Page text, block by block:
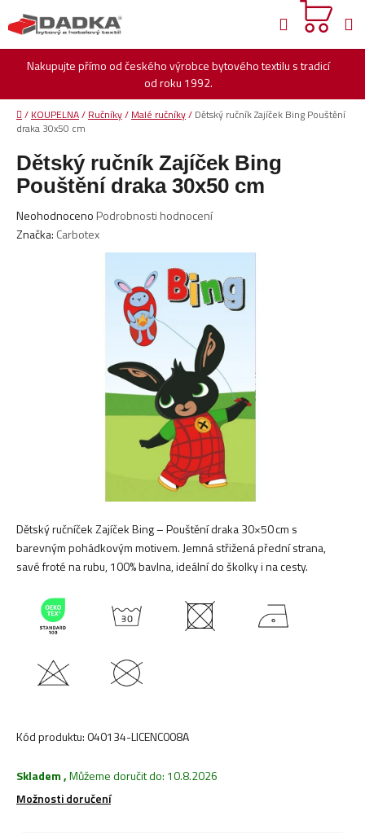
na
obsah
Nakupujte přímo od českého výrobce bytového textilu s tradicí
od roku 1992.
Hledat
Domů
/ KOUPELNA/ Ručníky/ Malé ručníky/ Dětský ručník Zajíček Bing Pouštění
draka 30x50 cm
Dětský ručníček Zajíček Bing – Pouštění draka 30×50 cm s
barevným pohádkovým motivem. Jemná střižená přední strana,
savé froté na rubu, 100% bavlna, ideální do školky i na cesty.
Kód produktu:040134-LICENC008A
Skladem,Můžeme doručit do: 10.8.2026
Možnosti doručení
Dětský ručník Zajíček Bing
Pouštění draka 30x50 cm
Průměrné
hodnocení
Neohodnoceno Podrobnosti hodnocení
Značka: Carbotex